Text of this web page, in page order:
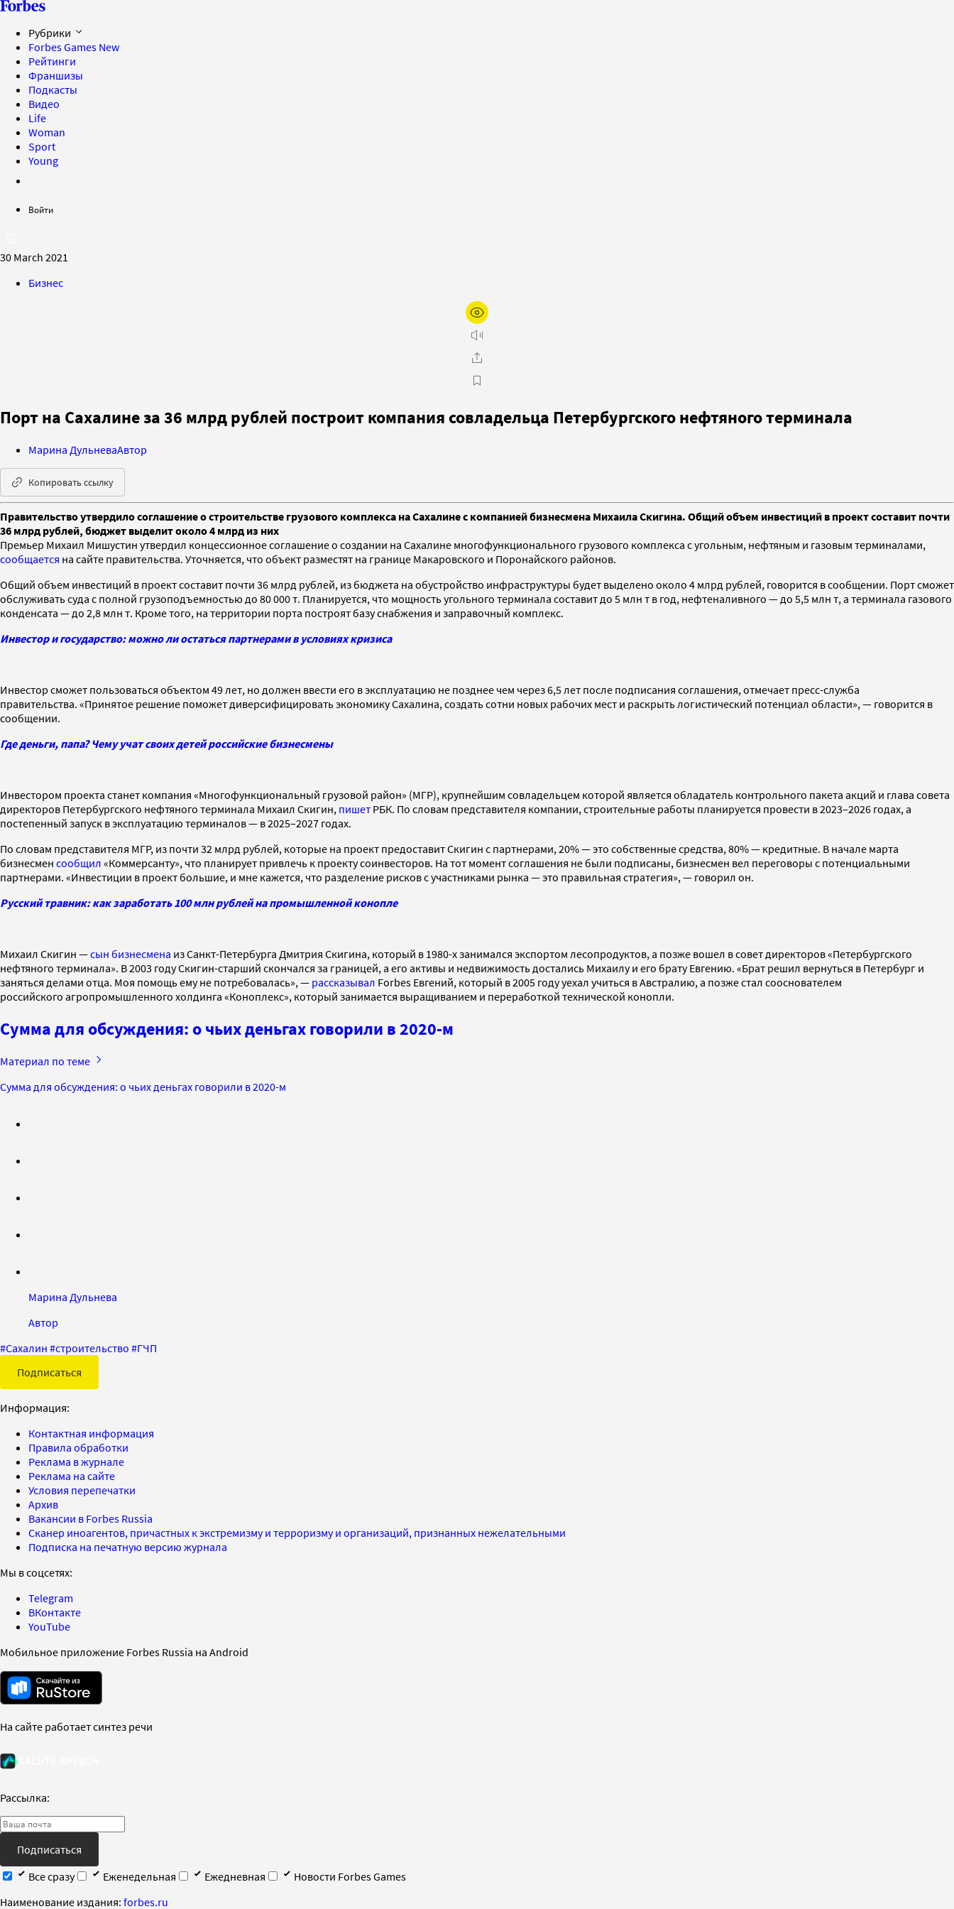
Рубрики
Forbes Games New
Рейтинги
Франшизы
Подкасты
Видео
Life
Woman
Sport
Young
Войти
30 March 2021
Бизнес
Порт на Сахалине за 36 млрд рублей построит компания совладельца Петербургского нефтяного терминала
Марина ДульневаАвтор
Копировать ссылку
Правительство утвердило соглашение о строительстве грузового комплекса на Сахалине с компанией бизнесмена Михаила Скигина. Общий объем инвестиций в проект составит почти
36 млрд рублей, бюджет выделит около 4 млрд из них
Премьер Михаил Мишустин утвердил концессионное соглашение о создании на Сахалине многофункционального грузового комплекса с угольным, нефтяным и газовым терминалами,
сообщается на сайте правительства. Уточняется, что объект разместят на границе Макаровского и Поронайского районов.
Общий объем инвестиций в проект составит почти 36 млрд рублей, из бюджета на обустройство инфраструктуры будет выделено около 4 млрд рублей, говорится в сообщении. Порт сможет
обслуживать суда с полной грузоподъемностью до 80 000 т. Планируется, что мощность угольного терминала составит до 5 млн т в год, нефтеналивного — до 5,5 млн т, а терминала газового
конденсата — до 2,8 млн т. Кроме того, на территории порта построят базу снабжения и заправочный комплекс.
Инвестор и государство: можно ли остаться партнерами в условиях кризиса
Инвестор сможет пользоваться объектом 49 лет, но должен ввести его в эксплуатацию не позднее чем через 6,5 лет после подписания соглашения, отмечает пресс-служба
правительства. «Принятое решение поможет диверсифицировать экономику Сахалина, создать сотни новых рабочих мест и раскрыть логистический потенциал области», — говорится в
сообщении.
Где деньги, папа? Чему учат своих детей российские бизнесмены
Инвестором проекта станет компания «Многофункциональный грузовой район» (МГР), крупнейшим совладельцем которой является обладатель контрольного пакета акций и глава совета
директоров Петербургского нефтяного терминала Михаил Скигин, пишет РБК. По словам представителя компании, строительные работы планируется провести в 2023–2026 годах, а
постепенный запуск в эксплуатацию терминалов — в 2025–2027 годах.
По словам представителя МГР, из почти 32 млрд рублей, которые на проект предоставит Скигин с партнерами, 20% — это собственные средства, 80% — кредитные. В начале марта
бизнесмен сообщил «Коммерсанту», что планирует привлечь к проекту соинвесторов. На тот момент соглашения не были подписаны, бизнесмен вел переговоры с потенциальными
партнерами. «Инвестиции в проект большие, и мне кажется, что разделение рисков с участниками рынка — это правильная стратегия», — говорил он.
Русский травник: как заработать 100 млн рублей на промышленной конопле
Михаил Скигин —сын бизнесмена из Санкт-Петербурга Дмитрия Скигина, который в 1980-х занимался экспортом лесопродуктов, а позже вошел в совет директоров «Петербургского
нефтяного терминала». В 2003 году Скигин-старший скончался за границей, а его активы и недвижимость достались Михаилу и его брату Евгению. «Брат решил вернуться в Петербург и
заняться делами отца. Моя помощь ему не потребовалась», — рассказывал Forbes Евгений, который в 2005 году уехал учиться в Австралию, а позже стал сооснователем
российского агропромышленного холдинга «Коноплекс», который занимается выращиванием и переработкой технической конопли.
Сумма для обсуждения: о чьих деньгах говорили в 2020-м
Материал по теме
Сумма для обсуждения: о чьих деньгах говорили в 2020-м
Марина Дульнева
Автор
#Сахалин #строительство #ГЧП
Подписаться
Информация:
Контактная информация
Правила обработки
Реклама в журнале
Реклама на сайте
Условия перепечатки
Архив
Вакансии в Forbes Russia
Сканер иноагентов, причастных к экстремизму и терроризму и организаций, признанных нежелательными
Подписка на печатную версию журнала
Мы в соцсетях:
Telegram
ВКонтакте
YouTube
Мобильное приложение Forbes Russia на Android
На сайте работает синтез речи
Рассылка:
Подписаться
Все сразу
Еженедельная Ежедневная
Новости Forbes Games
Наименование издания: forbes.ru